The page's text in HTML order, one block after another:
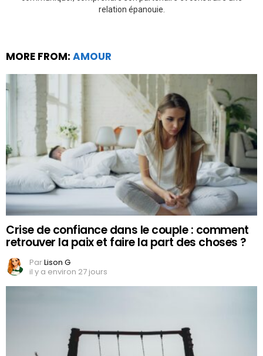
relation épanouie.
MORE FROM: AMOUR
Crise de confiance dans le couple : comment
retrouver la paix et faire la part des choses ?
ParLison G
il y a environ 27 jours